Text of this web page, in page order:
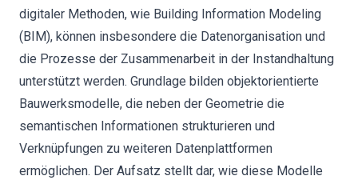
digitaler Methoden, wie Building Information Modeling
(BIM), können insbesondere die Datenorganisation und
die Prozesse der Zusammenarbeit in der Instandhaltung
unterstützt werden. Grundlage bilden objektorientierte
Bauwerksmodelle, die neben der Geometrie die
semantischen Informationen strukturieren und
Verknüpfungen zu weiteren Datenplattformen
ermöglichen. Der Aufsatz stellt dar, wie diese Modelle